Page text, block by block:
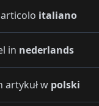
italiano
in nederlands
artykuł w polski